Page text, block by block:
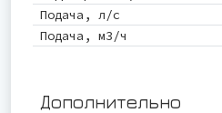
Подача, л/с
Подача, м3/ч
Дополнительно